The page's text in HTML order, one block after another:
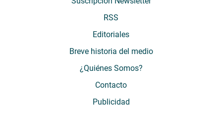
RSS
Editoriales
Breve historia del medio
¿Quiénes Somos?
Contacto
Publicidad